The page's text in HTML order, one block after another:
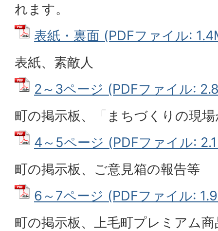
れます。
表紙・裏面 (PDFファイル:
表紙、素敵人
2～3ページ (PDFファイル:
町の掲示板、「まちづくりの現
4～5ページ (PDFファイル:
町の掲示板、ご意見箱の報告等
6～7ページ (PDFファイル:
町の掲示板、上毛町プレミアム